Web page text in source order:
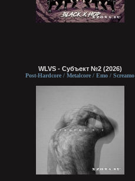
WLVS - Субъект №2 (2026)
Post-Hardcore / Metalcore / Emo / Screamo